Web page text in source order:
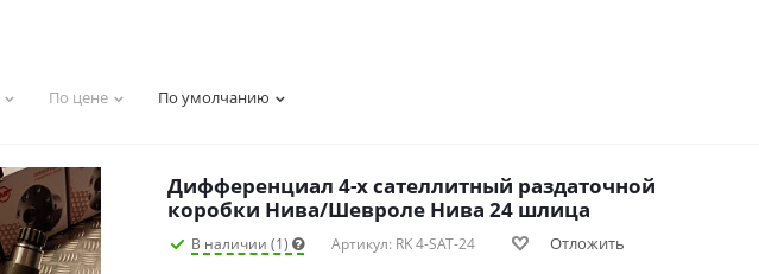
По цене По умолчанию
Дифференциал 4-х сателлитный раздаточной
коробки Нива/Шевроле Нива 24 шлица
В наличии (1) Артикул: RK 4-SAT-24 Отложить